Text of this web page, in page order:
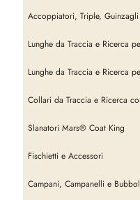
Accoppiatori, Triple, Guinzagli
Lunghe da Traccia e Ricerca
Lunghe da Traccia e Ricerca
Collari da Traccia e Ricerca
Slanatori Mars® Coat King
Fischietti e Accessori
Campani, Campanelli e